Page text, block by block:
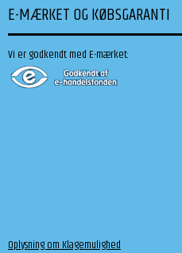
E-MÆRKET OG KØBSGARANTI
Vi er godkendt med E-mærket:
Oplysning om Klagemulighed